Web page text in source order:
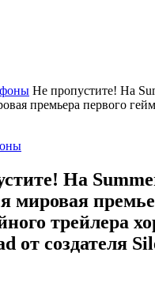
Не пропустите! На
премьера первого
На
мировая
трейлера
от создателя